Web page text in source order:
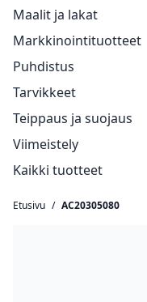
Maalit ja lakat
Markkinointituotteet
Puhdistus
Tarvikkeet
Teippaus ja suojaus
Viimeistely
Kaikki tuotteet
Etusivu / AC20305080